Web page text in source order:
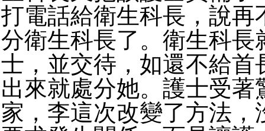
打電話給衛生科長，說再
分衛生科長了。衛生科長
士，並交待，如還不給首
出來就處分她。護士受著
家，李這次改變了方法，